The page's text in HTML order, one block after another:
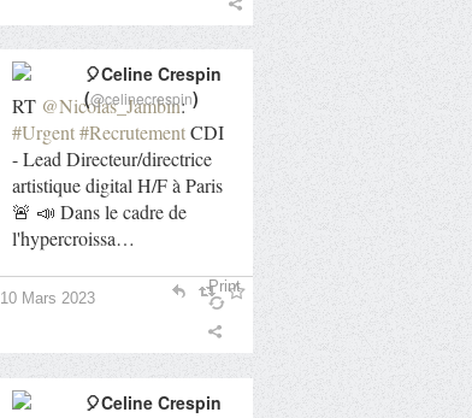
RT @Nicolas_Jambin:
#Urgent#RecrutementCDI
- Lead Directeur/directrice
artistique digital H/F à Paris
🚨 📣 Dans le cadre de
l'hypercroissa…
🎈Celine Crespin
(@celinecrespin)
10 Mars 2023
Print
🎈Celine Crespin